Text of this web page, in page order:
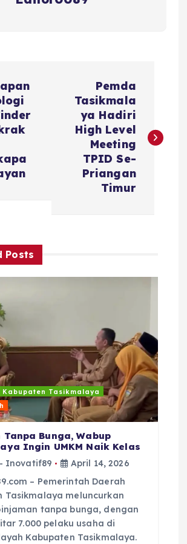
Pemda
Tasikmala
ya Hadiri
High Level
Meeting
TPID Se-
Priangan
Timur
Posts
Kabupaten Tasikmalaya
Tanpa Bunga, Wabup
Ingin UMKM Naik Kelas
Inovatif89
April 14, 2026
– Pemerintah Daerah
Tasikmalaya meluncurkan
tanpa bunga, dengan
7.000 pelaku usaha di
Kabupaten Tasikmalaya.